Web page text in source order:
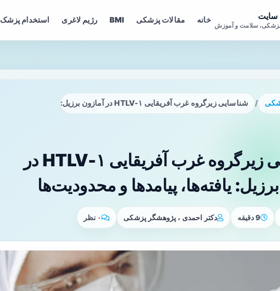
پزشکی، سلامت و آموزش
خانه مقالات پزشکی BMI رژیم لاغری استخدام پزشک
/ شناسایی زیرگروه غرب آفریقایی HTLV-۱ در آمازون برزیل: یافته‌ها، پیامدها و محدودیت‌ها
شناسایی زیرگروه غرب آفریقایی HTLV-۱ در
یافته‌ها، پیامدها و محدودیت‌ها
9 دقیقه دکتر احمدی ، پژوهشگر پزشکی ۰ نظر